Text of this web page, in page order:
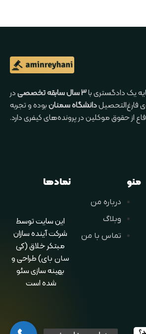
یک دادگستری با۳ سال سابقه تخصصی
در
فارغ‌التحصیلدانشگاه سمنانبوده و تجربه
از حقوق موکلین در پرونده‌های کیفری دارد.
منو
درباره من
وبلاگ
تماس با من
نمادها
این سایت توسط
شرکت آینده سازان
مبتکر خلاق(کی
سان بای) طراحی و
بهینه سازی سئو
شده است